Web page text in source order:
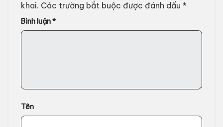
khai. Các trường bắt buộc được đánh dấu *
Bình luận*
Tên